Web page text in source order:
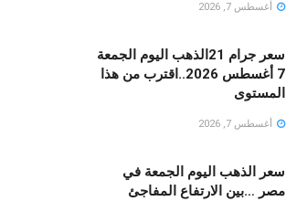
أغسطس 7, 2026
سعر جرام 21الذهب اليوم الجمعة
7 أغسطس 2026..اقترب من هذا
المستوى
أغسطس 7, 2026
سعر الذهب اليوم الجمعة في
مصر …بين الارتفاع المفاجئ